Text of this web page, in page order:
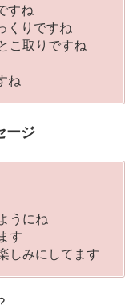
すね
くりですね
こ取りですね
ね
ージ
うにね
す
しみにしてます